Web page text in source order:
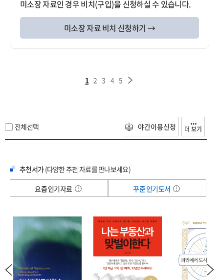
미소장 자료인 경우 비치(구입)을 신청하실 수 있습니다.
미소장 자료 비치 신청하기 →
1 2 3 4 5
전체선택 야간이용신청 더 보기
추천서가(다양한 추천 자료를 만나보세요)
요즘 인기자료
꾸준 인기도서